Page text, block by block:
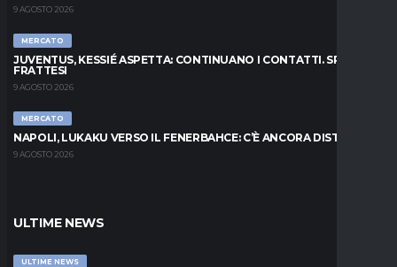
9 AGOSTO 2026
MERCATO
JUVENTUS, KESSIÉ ASPETTA: CONTINUANO I CONTATTI. SPUNTA
FRATTESI
9 AGOSTO 2026
MERCATO
NAPOLI, LUKAKU VERSO IL FENERBAHCE: C’È ANCORA DISTANZA
9 AGOSTO 2026
ULTIME NEWS
ULTIME NEWS